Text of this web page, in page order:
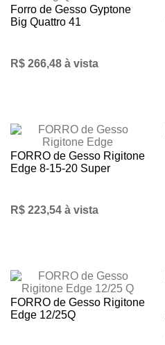
Forro de Gesso Gyptone
Big Quattro 41
R$ 266,48 à vista
FORRO de Gesso Rigitone
Edge 8-15-20 Super
R$ 223,54 à vista
FORRO de Gesso Rigitone
Edge 12/25Q